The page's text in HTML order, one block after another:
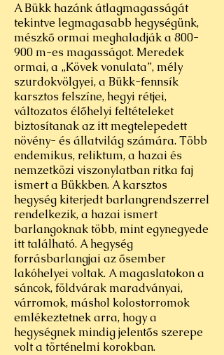
A Bükk hazánk átlagmagasságát
tekintve legmagasabb hegységünk,
mészkő ormai meghaladják a 800-
900 m-es magasságot. Meredek
ormai, a „Kövek vonulata”, mély
szurdokvölgyei, a Bükk-fennsík
karsztos felszíne, hegyi rétjei,
változatos élőhelyi feltételeket
biztosítanak az itt megtelepedett
növény- és állatvilág számára. Több
endemikus, reliktum, a hazai és
nemzetközi viszonylatban ritka faj
ismert a Bükkben. A karsztos
hegység kiterjedt barlangrendszerrel
rendelkezik, a hazai ismert
barlangoknak több, mint egynegyede
itt található. A hegység
forrásbarlangjai az ősember
lakóhelyei voltak. A magaslatokon a
sáncok, földvárak maradványai,
várromok, máshol kolostorromok
emlékeztetnek arra, hogy a
hegységnek mindig jelentős szerepe
volt a történelmi korokban.